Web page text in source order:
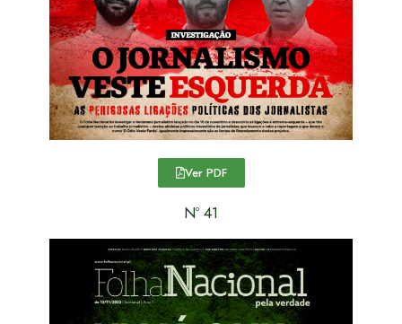
Ver PDF
Nº 41